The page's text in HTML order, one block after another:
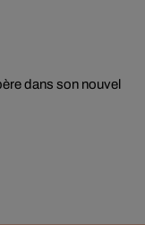
dans son nouvel